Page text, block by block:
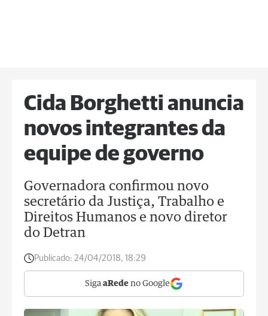
Cida Borghetti anuncia
novos integrantes da
equipe de governo
Governadora confirmou novo
secretário da Justiça, Trabalho e
Direitos Humanos e novo diretor
do Detran
Publicado: 24/04/2018, 18:29
Siga aRede no Google